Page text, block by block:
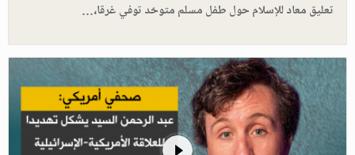
تعليق معاد للإسلام حول طفل مسلم متوحّد توفي غرقا،…